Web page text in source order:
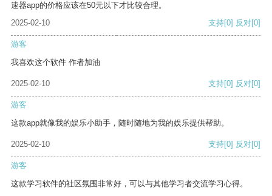
速器app的价格应该在50元以下才比较合理。
2025-02-10
支持[0] 反对[0]
游客
我喜欢这个软件 作者加油
2025-02-10 支持[0] 反对[0]
游客
这款app就像我的娱乐小助手，随时随地为我的娱乐提供帮助。
2025-02-10 支持[0] 反对[0]
游客
这款学习软件的社区氛围非常好，可以与其他学习者交流学习心得。